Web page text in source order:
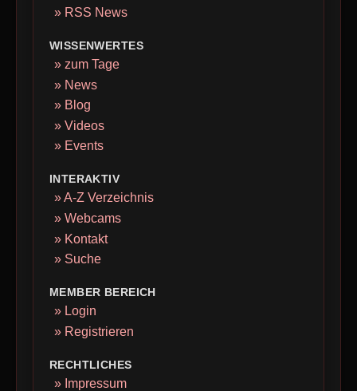
» RSS News
WISSENWERTES
» zum Tage
» News
» Blog
» Videos
» Events
INTERAKTIV
» A-Z Verzeichnis
» Webcams
» Kontakt
» Suche
MEMBER BEREICH
» Login
» Registrieren
RECHTLICHES
» Impressum